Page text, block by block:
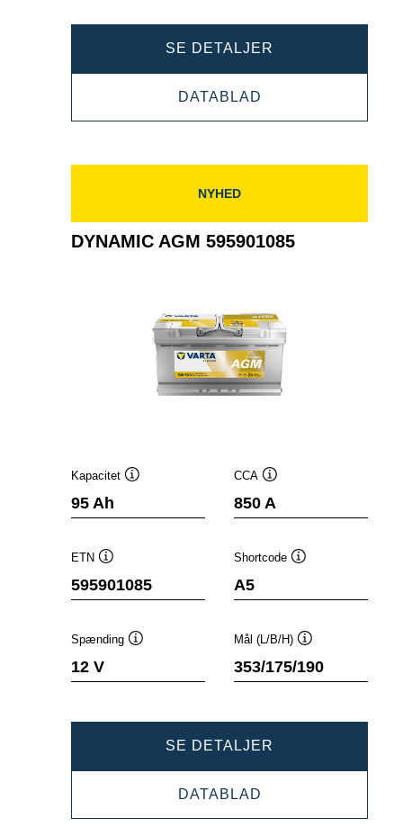
SE DETALJER
AGM
DATABLAD
AGM
NYHED
DYNAMIC AGM 595901085
Kapacitet
95 Ah
CCA
850 A
ETN
595901085
Shortcode
A5
Spænding
12 V
Mål (L/B/H)
353/175/190
SE DETALJER
AGM
DATABLAD
AGM